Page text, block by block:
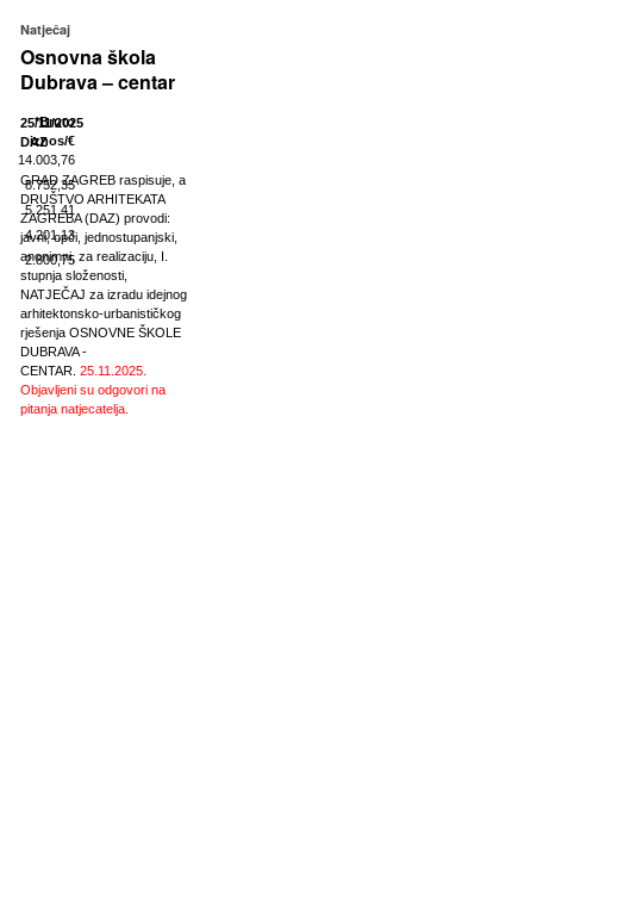
*Bruto
iznos/€
14.003,76
8.752,35
5.251,41
4.201,13
2.800,75
Natječaj
Osnovna škola
Dubrava – centar
25/11/2025
DAZ
GRAD ZAGREB raspisuje, a
DRUŠTVO ARHITEKATA
ZAGREBA (DAZ) provodi:
javni, opći, jednostupanjski,
anonimni, za realizaciju, I.
stupnja složenosti,
NATJEČAJ za izradu idejnog
arhitektonsko-urbanističkog
rješenja OSNOVNE ŠKOLE
DUBRAVA -
CENTAR. 25.11.2025.
Objavljeni su odgovori na
pitanja natjecatelja.